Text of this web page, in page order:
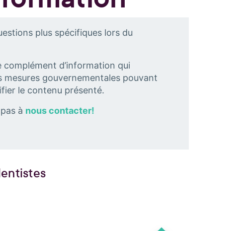
plus spécifiques lors du
d’information qui
gouvernementales pouvant
le contenu présenté.
à nous contacter!